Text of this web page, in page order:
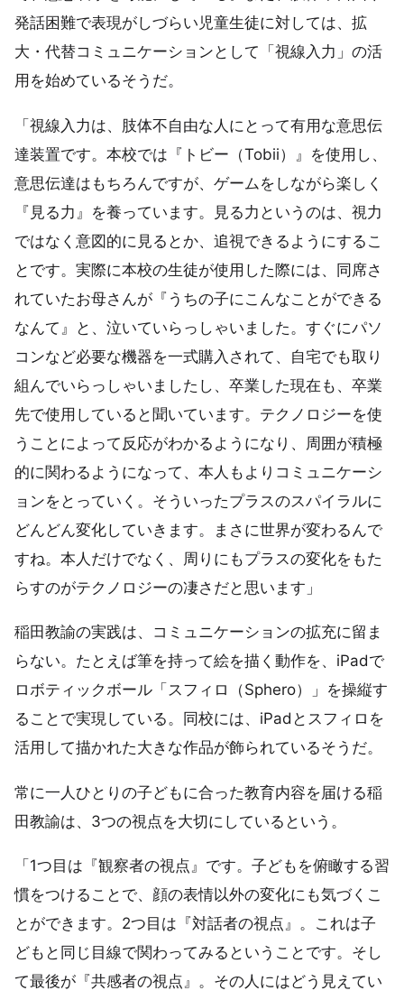
発話困難で表現がしづらい児童生徒に対しては、拡
大・代替コミュニケーションとして「視線入力」の活
用を始めているそうだ。
「視線入力は、肢体不自由な人にとって有用な意思伝
達装置です。本校では『トビー（Tobii）』を使用し、
意思伝達はもちろんですが、ゲームをしながら楽しく
『見る力』を養っています。見る力というのは、視力
ではなく意図的に見るとか、追視できるようにするこ
とです。実際に本校の生徒が使用した際には、同席さ
れていたお母さんが『うちの子にこんなことができる
なんて』と、泣いていらっしゃいました。すぐにパソ
コンなど必要な機器を一式購入されて、自宅でも取り
組んでいらっしゃいましたし、卒業した現在も、卒業
先で使用していると聞いています。テクノロジーを使
うことによって反応がわかるようになり、周囲が積極
的に関わるようになって、本人もよりコミュニケーシ
ョンをとっていく。そういったプラスのスパイラルに
どんどん変化していきます。まさに世界が変わるんで
すね。本人だけでなく、周りにもプラスの変化をもた
らすのがテクノロジーの凄さだと思います」
稲田教諭の実践は、コミュニケーションの拡充に留ま
らない。たとえば筆を持って絵を描く動作を、iPadで
ロボティックボール「スフィロ（Sphero）」を操縦す
ることで実現している。同校には、iPadとスフィロを
活用して描かれた大きな作品が飾られているそうだ。
常に一人ひとりの子どもに合った教育内容を届ける稲
田教諭は、3つの視点を大切にしているという。
「1つ目は『観察者の視点』です。子どもを俯瞰する習
慣をつけることで、顔の表情以外の変化にも気づくこ
とができます。2つ目は『対話者の視点』。これは子
どもと同じ目線で関わってみるということです。そし
て最後が『共感者の視点』。その人にはどう見えてい